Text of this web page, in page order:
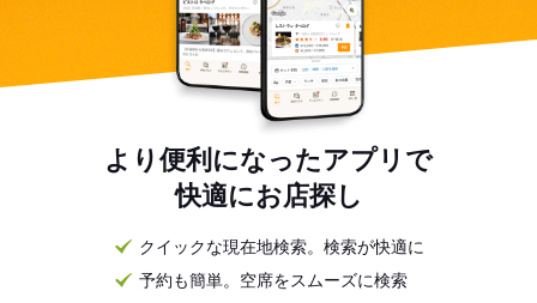
より便利になったアプリで
快適にお店探し
クイックな現在地検索。検索が快適に
予約も簡単。空席をスムーズに検索